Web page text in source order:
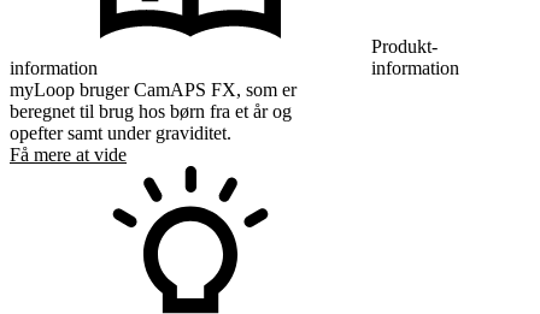
information
Produkt-
information
myLoop bruger CamAPS FX, som er
beregnet til brug hos børn fra et år og
opefter samt under graviditet.
Få mere at vide